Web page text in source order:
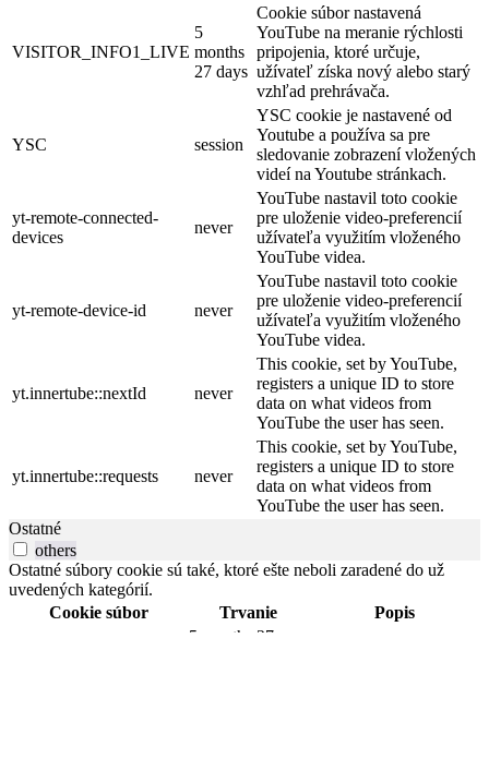
VISITOR_INFO1_LIVE
5
months
27 days
Cookie súbor nastavená
YouTube na meranie rýchlosti
pripojenia, ktoré určuje,
užívateľ získa nový alebo starý
vzhľad prehrávača.
YSC session
YSC cookie je nastavené od
Youtube a používa sa pre
sledovanie zobrazení vložených
videí na Youtube stránkach.
yt-remote-connected-
devices
never
YouTube nastavil toto cookie
pre uloženie video-preferencií
užívateľa využitím vloženého
YouTube videa.
yt-remote-device-id never
YouTube nastavil toto cookie
pre uloženie video-preferencií
užívateľa využitím vloženého
YouTube videa.
yt.innertube::nextId never
This cookie, set by YouTube,
registers a unique ID to store
data on what videos from
YouTube the user has seen.
yt.innertube::requests never
This cookie, set by YouTube,
registers a unique ID to store
data on what videos from
YouTube the user has seen.
Ostatné
others
Ostatné súbory cookie sú také, ktoré ešte neboli zaradené do už
uvedených kategórií.
Cookie súbor
Trvanie
Popis
5 months 27